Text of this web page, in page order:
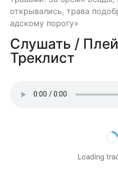
открывались, трава
адскому порогу»
Слушать /
Треклист
Loading